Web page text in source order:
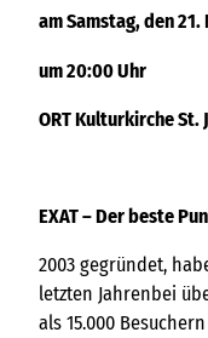
am Samstag, den
um 20:00 Uhr
ORT Kulturkirche St.
EXAT – Der beste
2003 gegründet,
letzten Jahrenbei
als 15.000